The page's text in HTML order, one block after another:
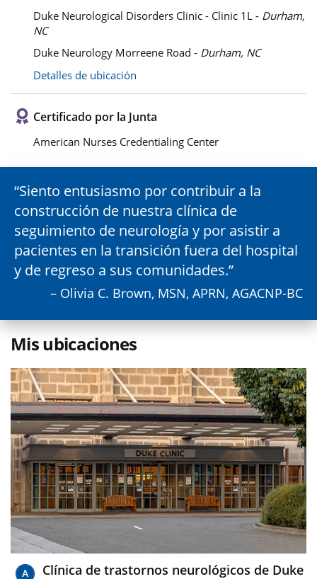
Duke Neurological Disorders Clinic - Clinic 1L - Durham,
NC
Duke Neurology Morreene Road - Durham, NC
Detalles de ubicación
Certificado por la Junta
American Nurses Credentialing Center
Siento entusiasmo por contribuir a la
construcción de nuestra clínica de
seguimiento de neurología y por asistir a
pacientes en la transición fuera del hospital
y de regreso a sus comunidades.
– Olivia C. Brown, MSN, APRN, AGACNP-BC
Mis ubicaciones
Clínica de trastornos neurológicos de Duke